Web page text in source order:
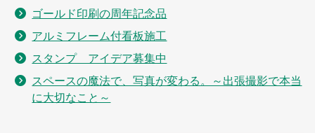
ゴールド印刷の周年記念品
アルミフレーム付看板施工
スタンプ アイデア募集中
スペースの魔法で、写真が変わる。～出張撮影で本当
に大切なこと～